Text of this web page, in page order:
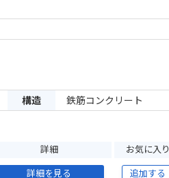
構造 鉄筋コンクリート
詳細 お気に入り
詳細を見る 追加する